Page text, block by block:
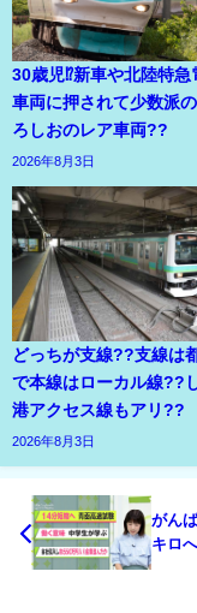
30歳児⁉新車や北陸特急
車両に押されて少数派の
ろしおのレア車両??
2026年8月3日
どっちが支線??支線は
で本線はローカル線??
港アクセス線もアリ??
2026年8月3日
がん
キロ